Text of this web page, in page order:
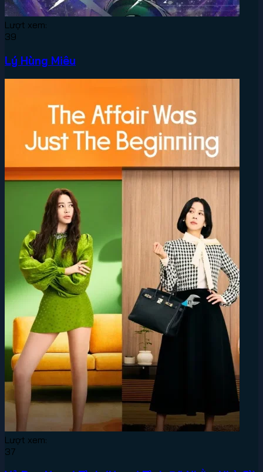
Lượt xem:
39
Lý Hùng Miêu
Lượt xem:
37